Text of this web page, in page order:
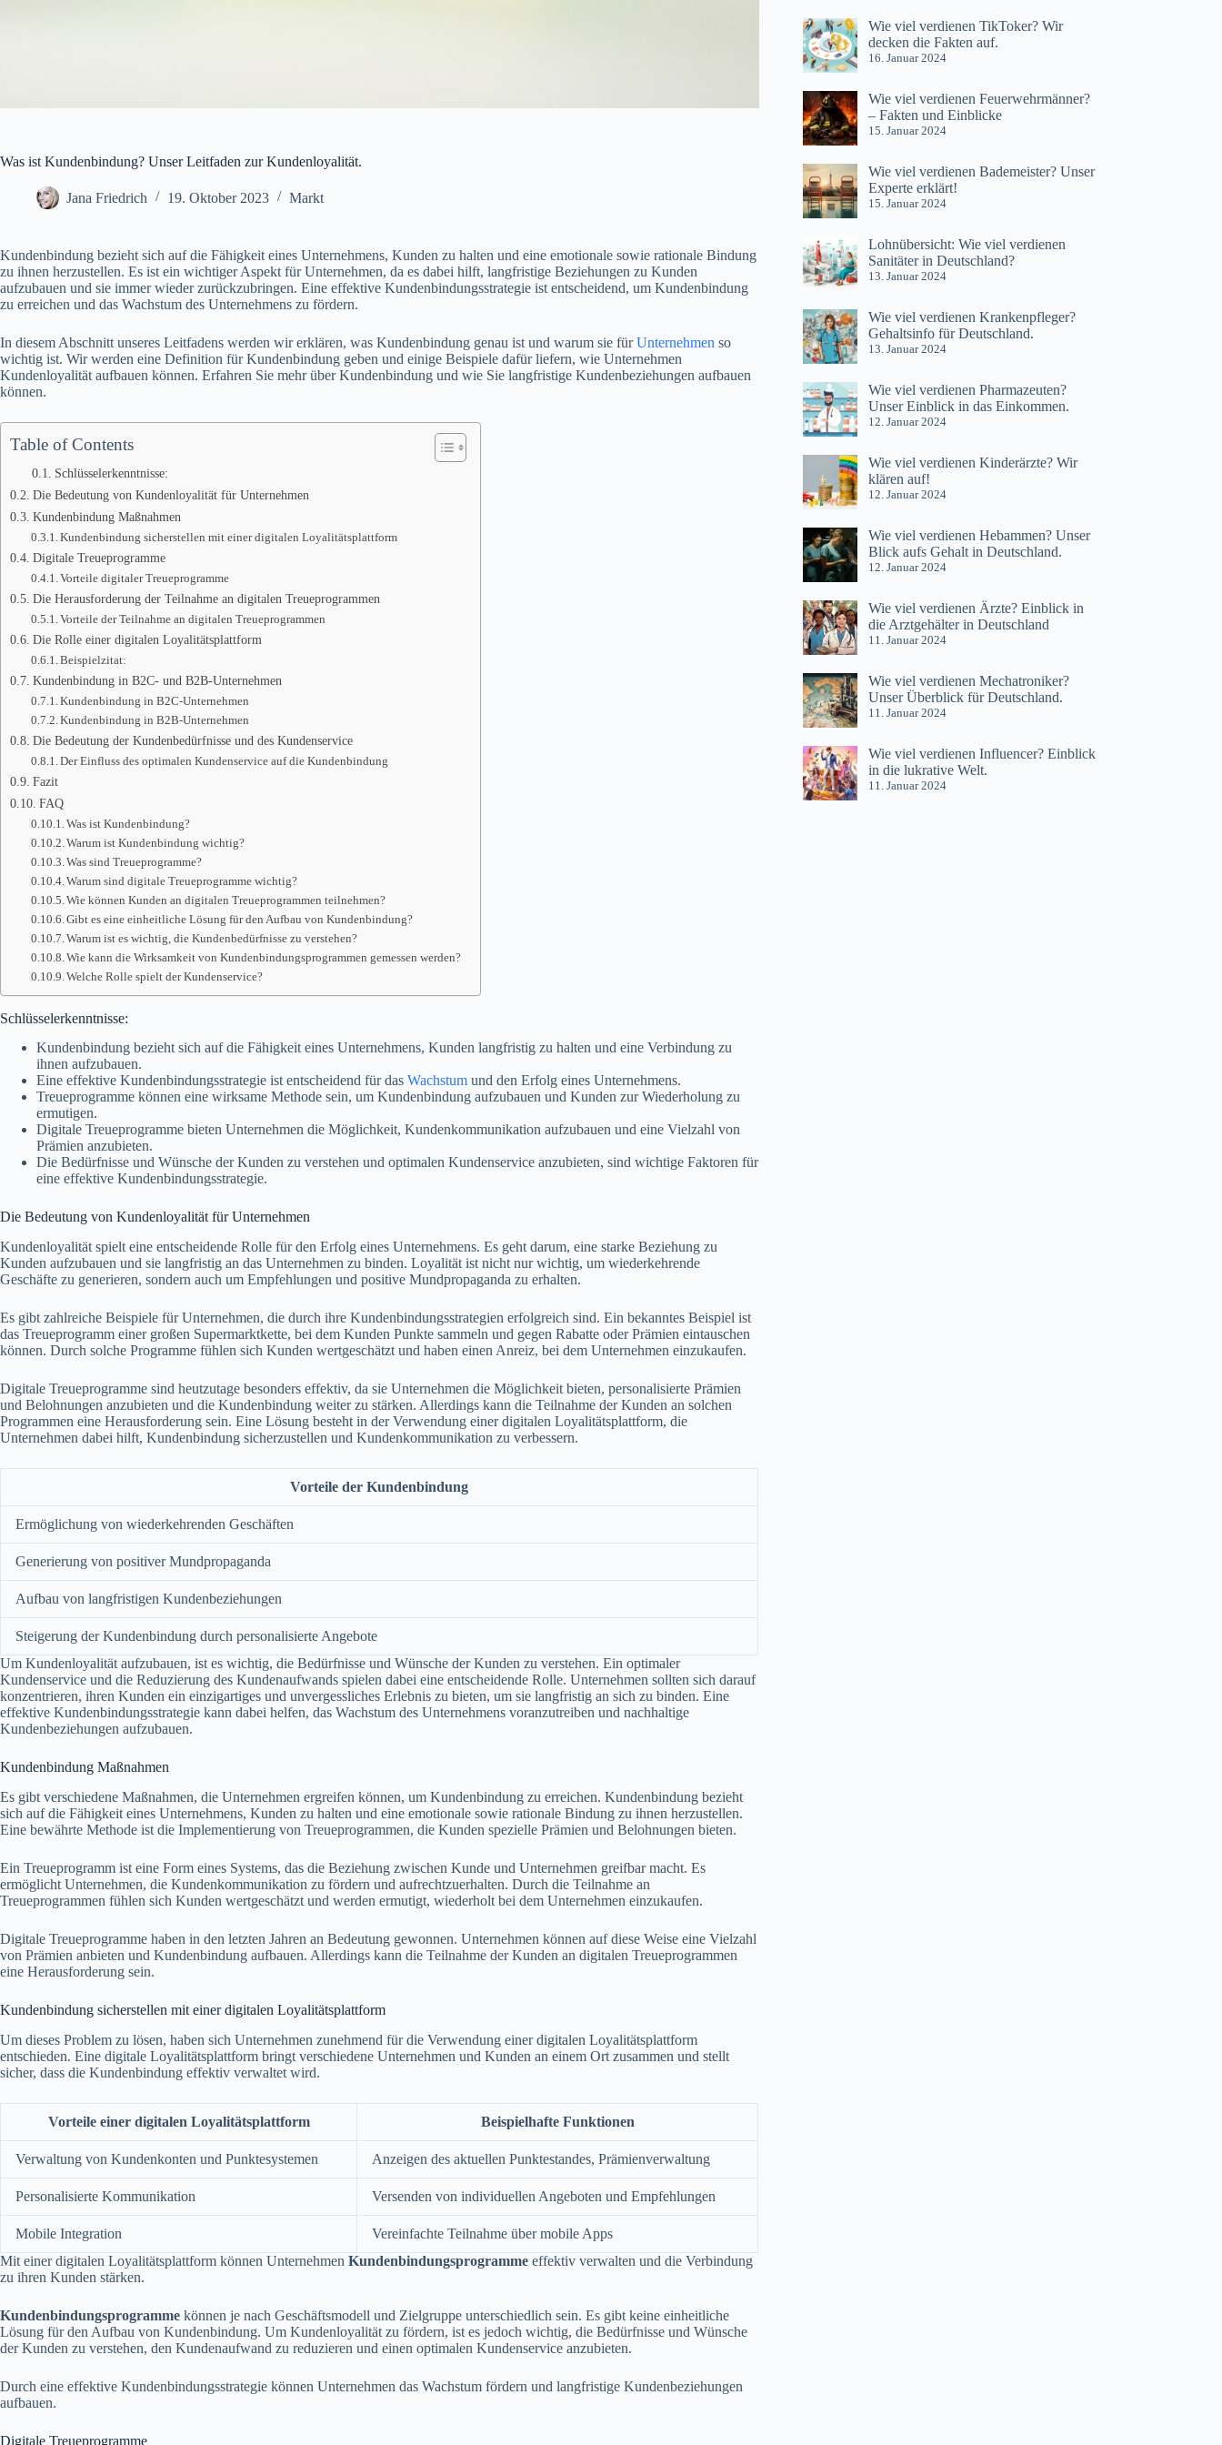
Was ist Kundenbindung? Unser Leitfaden zur Kundenloyalität.
Jana Friedrich 19. Oktober 2023 Markt
Kundenbindung bezieht sich auf die Fähigkeit eines Unternehmens, Kunden zu halten und eine emotionale sowie rationale Bindung
zu ihnen herzustellen. Es ist ein wichtiger Aspekt für Unternehmen, da es dabei hilft, langfristige Beziehungen zu Kunden
aufzubauen und sie immer wieder zurückzubringen. Eine effektive Kundenbindungsstrategie ist entscheidend, um Kundenbindung
zu erreichen und das Wachstum des Unternehmens zu fördern.
In diesem Abschnitt unseres Leitfadens werden wir erklären, was Kundenbindung genau ist und warum sie fürUnternehmen so
wichtig ist. Wir werden eine Definition für Kundenbindung geben und einige Beispiele dafür liefern, wie Unternehmen
Kundenloyalität aufbauen können. Erfahren Sie mehr über Kundenbindung und wie Sie langfristige Kundenbeziehungen aufbauen
können.
Table of Contents
Schlüsselerkenntnisse:
Die Bedeutung von Kundenloyalität für Unternehmen
Kundenbindung Maßnahmen
Kundenbindung sicherstellen mit einer digitalen Loyalitätsplattform
Digitale Treueprogramme
Vorteile digitaler Treueprogramme
Die Herausforderung der Teilnahme an digitalen Treueprogrammen
Vorteile der Teilnahme an digitalen Treueprogrammen
Die Rolle einer digitalen Loyalitätsplattform
Beispielzitat:
Kundenbindung in B2C- und B2B-Unternehmen
Kundenbindung in B2C-Unternehmen
Kundenbindung in B2B-Unternehmen
Die Bedeutung der Kundenbedürfnisse und des Kundenservice
Der Einfluss des optimalen Kundenservice auf die Kundenbindung
Fazit
FAQ
Was ist Kundenbindung?
Warum ist Kundenbindung wichtig?
Was sind Treueprogramme?
Warum sind digitale Treueprogramme wichtig?
Wie können Kunden an digitalen Treueprogrammen teilnehmen?
Gibt es eine einheitliche Lösung für den Aufbau von Kundenbindung?
Warum ist es wichtig, die Kundenbedürfnisse zu verstehen?
Wie kann die Wirksamkeit von Kundenbindungsprogrammen gemessen werden?
Welche Rolle spielt der Kundenservice?
Schlüsselerkenntnisse:
Kundenbindung bezieht sich auf die Fähigkeit eines Unternehmens, Kunden langfristig zu halten und eine Verbindung zu
ihnen aufzubauen.
Eine effektive Kundenbindungsstrategie ist entscheidend für das Wachstum und den Erfolg eines Unternehmens.
Treueprogramme können eine wirksame Methode sein, um Kundenbindung aufzubauen und Kunden zur Wiederholung zu
ermutigen.
Digitale Treueprogramme bieten Unternehmen die Möglichkeit, Kundenkommunikation aufzubauen und eine Vielzahl von
Prämien anzubieten.
Die Bedürfnisse und Wünsche der Kunden zu verstehen und optimalen Kundenservice anzubieten, sind wichtige Faktoren für
eine effektive Kundenbindungsstrategie.
Die Bedeutung von Kundenloyalität für Unternehmen
Kundenloyalität spielt eine entscheidende Rolle für den Erfolg eines Unternehmens. Es geht darum, eine starke Beziehung zu
Kunden aufzubauen und sie langfristig an das Unternehmen zu binden. Loyalität ist nicht nur wichtig, um wiederkehrende
Geschäfte zu generieren, sondern auch um Empfehlungen und positive Mundpropaganda zu erhalten.
Es gibt zahlreiche Beispiele für Unternehmen, die durch ihre Kundenbindungsstrategien erfolgreich sind. Ein bekanntes Beispiel ist
das Treueprogramm einer großen Supermarktkette, bei dem Kunden Punkte sammeln und gegen Rabatte oder Prämien eintauschen
können. Durch solche Programme fühlen sich Kunden wertgeschätzt und haben einen Anreiz, bei dem Unternehmen einzukaufen.
Digitale Treueprogramme sind heutzutage besonders effektiv, da sie Unternehmen die Möglichkeit bieten, personalisierte Prämien
und Belohnungen anzubieten und die Kundenbindung weiter zu stärken. Allerdings kann die Teilnahme der Kunden an solchen
Programmen eine Herausforderung sein. Eine Lösung besteht in der Verwendung einer digitalen Loyalitätsplattform, die
Unternehmen dabei hilft, Kundenbindung sicherzustellen und Kundenkommunikation zu verbessern.
Vorteile der Kundenbindung
Ermöglichung von wiederkehrenden Geschäften
Generierung von positiver Mundpropaganda
Aufbau von langfristigen Kundenbeziehungen
Steigerung der Kundenbindung durch personalisierte Angebote
Um Kundenloyalität aufzubauen, ist es wichtig, die Bedürfnisse und Wünsche der Kunden zu verstehen. Ein optimaler
Kundenservice und die Reduzierung des Kundenaufwands spielen dabei eine entscheidende Rolle. Unternehmen sollten sich darauf
konzentrieren, ihren Kunden ein einzigartiges und unvergessliches Erlebnis zu bieten, um sie langfristig an sich zu binden. Eine
effektive Kundenbindungsstrategie kann dabei helfen, das Wachstum des Unternehmens voranzutreiben und nachhaltige
Kundenbeziehungen aufzubauen.
Kundenbindung Maßnahmen
Es gibt verschiedene Maßnahmen, die Unternehmen ergreifen können, um Kundenbindung zu erreichen. Kundenbindung bezieht
sich auf die Fähigkeit eines Unternehmens, Kunden zu halten und eine emotionale sowie rationale Bindung zu ihnen herzustellen.
Eine bewährte Methode ist die Implementierung von Treueprogrammen, die Kunden spezielle Prämien und Belohnungen bieten.
Ein Treueprogramm ist eine Form eines Systems, das die Beziehung zwischen Kunde und Unternehmen greifbar macht. Es
ermöglicht Unternehmen, die Kundenkommunikation zu fördern und aufrechtzuerhalten. Durch die Teilnahme an
Treueprogrammen fühlen sich Kunden wertgeschätzt und werden ermutigt, wiederholt bei dem Unternehmen einzukaufen.
Digitale Treueprogramme haben in den letzten Jahren an Bedeutung gewonnen. Unternehmen können auf diese Weise eine Vielzahl
von Prämien anbieten und Kundenbindung aufbauen. Allerdings kann die Teilnahme der Kunden an digitalen Treueprogrammen
eine Herausforderung sein.
Kundenbindung sicherstellen mit einer digitalen Loyalitätsplattform
Um dieses Problem zu lösen, haben sich Unternehmen zunehmend für die Verwendung einer digitalen Loyalitätsplattform
entschieden. Eine digitale Loyalitätsplattform bringt verschiedene Unternehmen und Kunden an einem Ort zusammen und stellt
sicher, dass die Kundenbindung effektiv verwaltet wird.
Vorteile einer digitalen Loyalitätsplattform Beispielhafte Funktionen
Verwaltung von Kundenkonten und Punktesystemen Anzeigen des aktuellen Punktestandes, Prämienverwaltung
Personalisierte Kommunikation Versenden von individuellen Angeboten und Empfehlungen
Mobile Integration
Vereinfachte Teilnahme über mobile Apps
Mit einer digitalen Loyalitätsplattform können Unternehmen Kundenbindungsprogramme effektiv verwalten und die Verbindung
zu ihren Kunden stärken.
Kundenbindungsprogramme können je nach Geschäftsmodell und Zielgruppe unterschiedlich sein. Es gibt keine einheitliche
Lösung für den Aufbau von Kundenbindung. Um Kundenloyalität zu fördern, ist es jedoch wichtig, die Bedürfnisse und Wünsche
der Kunden zu verstehen, den Kundenaufwand zu reduzieren und einen optimalen Kundenservice anzubieten.
Durch eine effektive Kundenbindungsstrategie können Unternehmen das Wachstum fördern und langfristige Kundenbeziehungen
aufbauen.
Digitale Treueprogramme
Wie viel verdienen TikToker? Wir
decken die Fakten auf.
16. Januar 2024
Wie viel verdienen Feuerwehrmänner?
– Fakten und Einblicke
15. Januar 2024
Wie viel verdienen Bademeister? Unser
Experte erklärt!
15. Januar 2024
Lohnübersicht: Wie viel verdienen
Sanitäter in Deutschland?
13. Januar 2024
Wie viel verdienen Krankenpfleger?
Gehaltsinfo für Deutschland.
13. Januar 2024
Wie viel verdienen Pharmazeuten?
Unser Einblick in das Einkommen.
12. Januar 2024
Wie viel verdienen Kinderärzte? Wir
klären auf!
12. Januar 2024
Wie viel verdienen Hebammen? Unser
Blick aufs Gehalt in Deutschland.
12. Januar 2024
Wie viel verdienen Ärzte? Einblick in
die Arztgehälter in Deutschland
11. Januar 2024
Wie viel verdienen Mechatroniker?
Unser Überblick für Deutschland.
11. Januar 2024
Wie viel verdienen Influencer? Einblick
in die lukrative Welt.
11. Januar 2024